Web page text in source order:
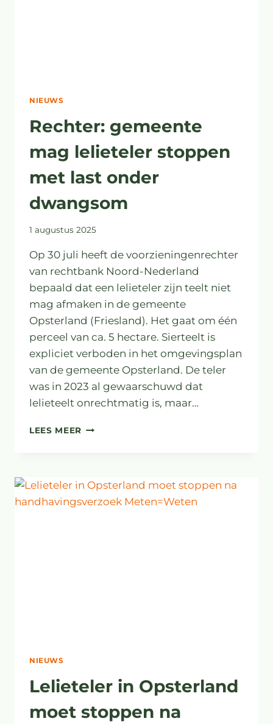
NIEUWS
Rechter: gemeente
mag lelieteler stoppen
met last onder
dwangsom
1 augustus 2025
Op 30 juli heeft de voorzieningenrechter
van rechtbank Noord-Nederland
bepaald dat een lelieteler zijn teelt niet
mag afmaken in de gemeente
Opsterland (Friesland). Het gaat om één
perceel van ca. 5 hectare. Sierteelt is
expliciet verboden in het omgevingsplan
van de gemeente Opsterland. De teler
was in 2023 al gewaarschuwd dat
lelieteelt onrechtmatig is, maar…
LEES MEER RECHTER:
MET
LAST
NIEUWS
Lelieteler in Opsterland
moet stoppen na